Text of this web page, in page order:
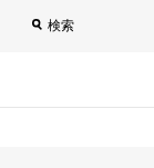
検索